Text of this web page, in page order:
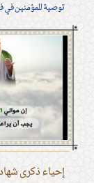
توصية للمؤمنين في
إحياء ذكرى